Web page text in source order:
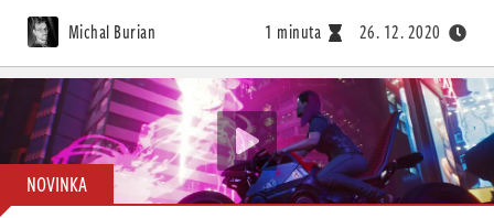
Michal Burian 1 minuta 26. 12. 2020
NOVINKA